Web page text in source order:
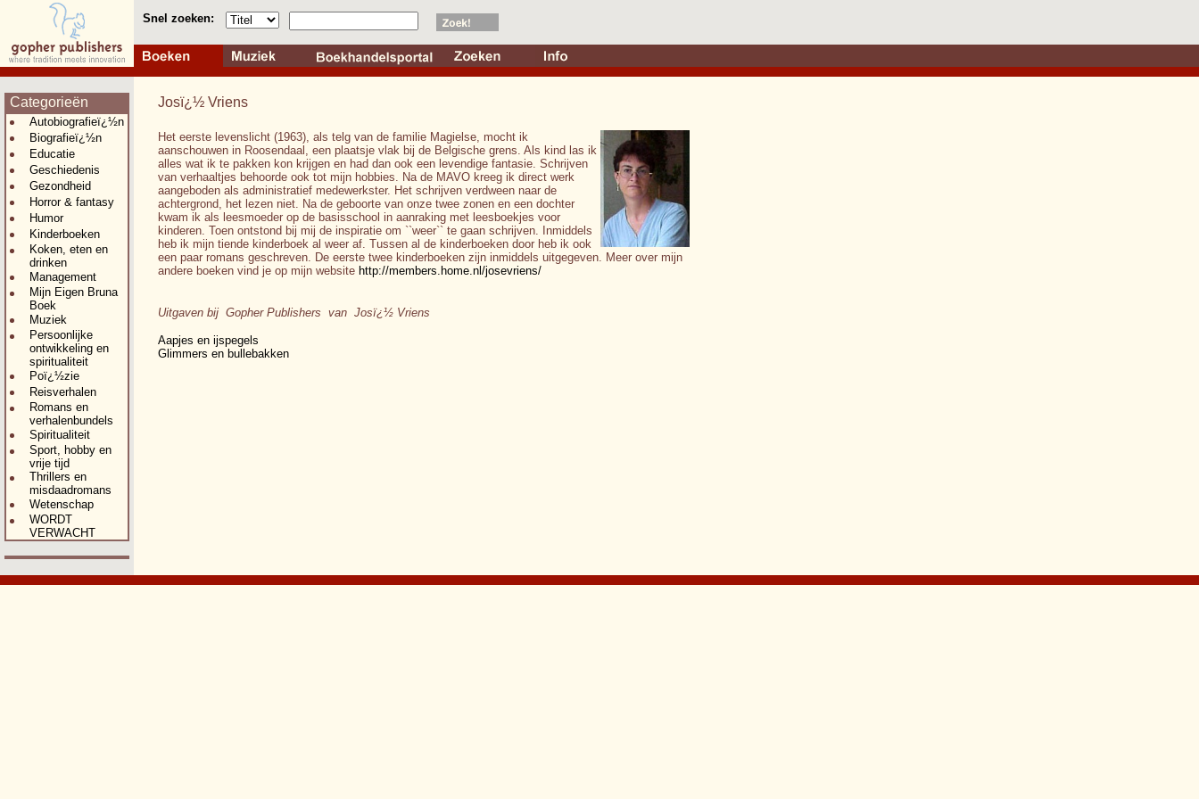
Snel zoeken:
Categorieën
Autobiografieï¿½n
Biografieï¿½n
Educatie
Geschiedenis
Gezondheid
Horror & fantasy
Humor
Kinderboeken
Koken, eten en
drinken
Management
Mijn Eigen Bruna
Boek
Muziek
Persoonlijke
ontwikkeling en
spiritualiteit
Poï¿½zie
Reisverhalen
Romans en
verhalenbundels
Spiritualiteit
Sport, hobby en
vrije tijd
Thrillers en
misdaadromans
Wetenschap
WORDT
VERWACHT
Josï¿½ Vriens
Het eerste levenslicht (1963), als telg van de familie Magielse, mocht ik
aanschouwen in Roosendaal, een plaatsje vlak bij de Belgische grens. Als kind las ik
alles wat ik te pakken kon krijgen en had dan ook een levendige fantasie. Schrijven
van verhaaltjes behoorde ook tot mijn hobbies. Na de MAVO kreeg ik direct werk
aangeboden als administratief medewerkster. Het schrijven verdween naar de
achtergrond, het lezen niet. Na de geboorte van onze twee zonen en een dochter
kwam ik als leesmoeder op de basisschool in aanraking met leesboekjes voor
kinderen. Toen ontstond bij mij de inspiratie om ``weer`` te gaan schrijven. Inmiddels
heb ik mijn tiende kinderboek al weer af. Tussen al de kinderboeken door heb ik ook
een paar romans geschreven. De eerste twee kinderboeken zijn inmiddels uitgegeven. Meer over mijn
andere boeken vind je op mijn website http://members.home.nl/josevriens/
Uitgaven bij Gopher Publishers van Josï¿½ Vriens
Aapjes en ijspegels
Glimmers en bullebakken